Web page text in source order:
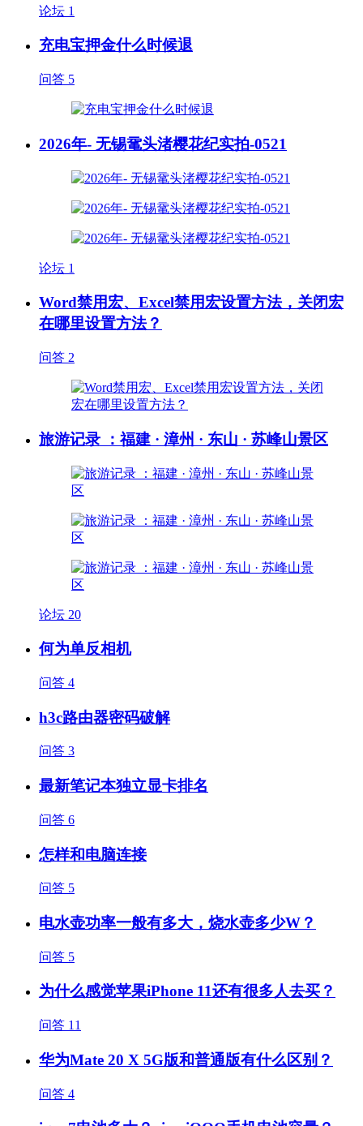
论坛 1
充电宝押金什么时候退
问答 5
2026年- 无锡鼋头渚樱花纪实拍-0521
论坛 1
Word禁用宏、Excel禁用宏设置方法，关闭宏
在哪里设置方法？
问答 2
旅游记录 ：福建 · 漳州 · 东山 · 苏峰山景区
论坛 20
何为单反相机
问答 4
h3c路由器密码破解
问答 3
最新笔记本独立显卡排名
问答 6
怎样和电脑连接
问答 5
电水壶功率一般有多大，烧水壶多少W？
问答 5
为什么感觉苹果iPhone 11还有很多人去买？
问答 11
华为Mate 20 X 5G版和普通版有什么区别？
问答 4